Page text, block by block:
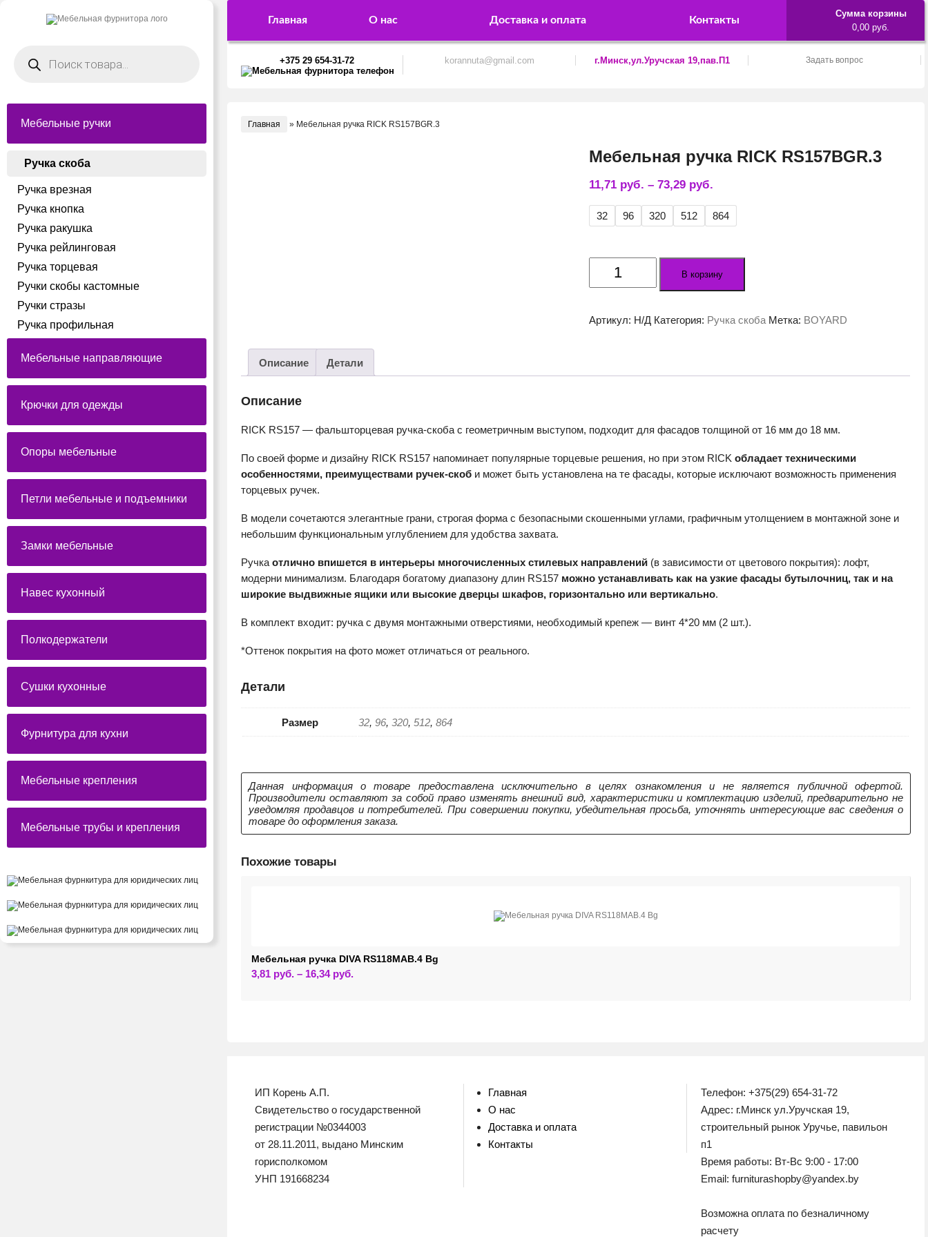
товаров
Мебельные ручки
Ручка скоба
Ручка врезная
Ручка кнопка
Ручка ракушка
Ручка рейлинговая
Ручка торцевая
Ручки скобы кастомные
Ручки стразы
Ручка профильная
Мебельные направляющие
Крючки для одежды
Опоры мебельные
Петли мебельные и подъемники
Замки мебельные
Навес кухонный
Полкодержатели
Сушки кухонные
Фурнитура для кухни
Мебельные крепления
Мебельные трубы и крепления
Главная О нас Доставка и оплата Контакты
Сумма корзины
0,00 руб.
+375 29 654-31-72 korannuta@gmail.com г.Минск,ул.Уручская 19,пав.П1 Задать вопрос
Главная » Мебельная ручка RICK RS157BGR.3
Мебельная ручка RICK RS157BGR.3
11,71 руб. –73,29 руб.
32 96 320 512 864
Количество
товара
RICK
В корзину
Артикул: Н/Д Категория: Ручка скоба Метка: BOYARD
Описание Детали
Описание
RICK RS157 — фальшторцевая ручка-скоба с геометричным выступом, подходит для фасадов толщиной от 16 мм до 18 мм.
По своей форме и дизайну RICK RS157 напоминает популярные торцевые решения, но при этом RICKобладает техническими
особенностями, преимуществами ручек-скоб и может быть установлена на те фасады, которые исключают возможность применения
торцевых ручек.
В модели сочетаются элегантные грани, строгая форма с безопасными скошенными углами, графичным утолщением в монтажной зоне и
небольшим функциональным углублением для удобства захвата.
Ручкаотлично впишется в интерьеры многочисленных стилевых направлений (в зависимости от цветового покрытия): лофт,
модерни минимализм. Благодаря богатому диапазону длин RS157 можно устанавливать как на узкие фасады бутылочниц, так и на
широкие выдвижные ящики или высокие дверцы шкафов, горизонтально или вертикально.
В комплект входит: ручка с двумя монтажными отверстиями, необходимый крепеж — винт 4*20 мм (2 шт.).
*Оттенок покрытия на фото может отличаться от реального.
Детали
Размер 32,96,320,512,864
Данная информация о товаре предоставлена исключительно в целях ознакомления и не является публичной офертой.
Производители оставляют за собой право изменять внешний вид, характеристики и комплектацию изделий, предварительно не
уведомляя продавцов и потребителей. При совершении покупки, убедительная просьба, уточнять интересующие вас сведения о
товаре до оформления заказа.
Похожие товары
Мебельная ручка DIVA RS118MAB.4 Bg
3,81 руб. – 16,34 руб.
ИП Корень А.П.
Свидетельство о государственной
регистрации №0344003
от 28.11.2011, выдано Минским
горисполкомом
УНП 191668234
Главная
О нас
Доставка и оплата
Контакты
Телефон: +375(29) 654-31-72
Адрес: г.Минск ул.Уручская 19,
строительный рынок Уручье, павильон
п1
Время работы: Вт-Вс 9:00 - 17:00
Email: furniturashopby@yandex.by
Возможна оплата по безналичному
расчету